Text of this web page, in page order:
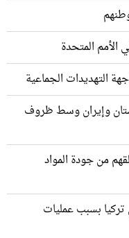
الأمم المتحدة
التهديدات الجماعية
من باكستان وإيران وسط ظروف
من جودة المواد
تركيا بسبب عمليات